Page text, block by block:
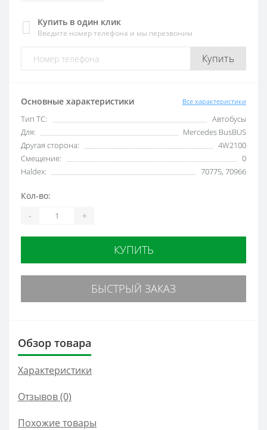
Купить в один клик
Введите номер телефона и мы перезвоним
Купить
Основные характеристики Все характеристики
Тип ТС:
Автобусы
Для:
Mercedes BusBUS
Другая сторона:
4W2100
Смещение:
0
Haldex:
70775, 70966
Кол-во:
- +
КУПИТЬ
БЫСТРЫЙ ЗАКАЗ
Обзор товара
Характеристики
Отзывов (0)
Похожие товары